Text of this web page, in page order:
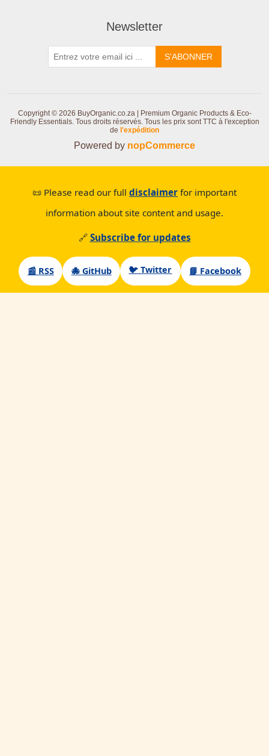
Newsletter
S'ABONNER
Copyright © 2026 BuyOrganic.co.za | Premium Organic Products & Eco-
Friendly Essentials. Tous droits réservés. Tous les prix sont TTC à l'exception
de l'expédition
Powered by nopCommerce
📜 Please read our full disclaimer for important
information about site content and usage.
🔗 Subscribe for updates
📰 RSS 🐙 GitHub 🐦 Twitter 📘 Facebook